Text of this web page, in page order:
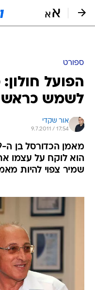
הפועל חולון:
לשמש כראש
אור שקדי
9.7.2011 / 17:54
הוא לוקח על עצמו
שמיר צפוי להיות